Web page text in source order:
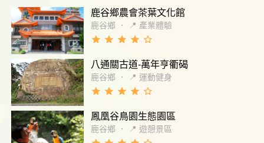
區旁邊就是妖怪村，裡面有全家和許多吃的，
全家商品很多，沒帶食物和水的可以去這補
充。妖怪村吃的東西大概比平地貴10~15元(全
家價格和平地相同)，但對風景區來說可以接
受，味道也還不錯，假日妖怪村會有表演。 溪
頭適合一般遊客登山健走，但景點沒什麼太特
別的，許多人都推薦大學池，但說真的就是一
個大一點的池子上蓋個竹橋，所有景點都5分鐘
就能看完。去爬爬山呼吸一下新鮮空氣還可
以。如果想看壯觀的巨木還是建議去阿里山。
65歲以上入園只要10元，許多老人家舖睡袋佔
外的稀少，第二停車場根本不會停滿，停車費
為一次$120。不過園區內的猴子越來越猖狂，
尤其是在神木區，只要有塑膠袋就很容易被盯
上，建議到溪頭健行盡量不要提塑膠袋。
10分鐘左右就有一班，如果還要到空中走廊或
神木這些更上面的人，可以搭個單趟電瓶車省
去一些力氣，然後好像也有包車的，不過聽說
要提前預約，如果是住在遊樂區裡面，晚上8點
有免費夜間導覽，蠻不錯的，不過遇到下雨可
能會暫停，可以看到一些小動物，像是青蛙、
蝌蚪、馬陸、有些是這裡才有的種類，有時也
能在導覽中額外看到其他動物，不過就需要運
氣了，導覽員也會介紹的蠻詳細，住宿的話車
可以開到更裡面住宿區的地方，不用停在外
鹿谷鄉農會茶葉文化館
鹿谷鄉 ． 📍 產業體驗
grade grade grade grade star_border
八通關古道-萬年亨衢碣
鹿谷鄉 ． 📍 運動健身
grade grade grade grade star_border
鳳凰谷鳥園生態園區
鹿谷鄉 ． 📍 遊憩景區